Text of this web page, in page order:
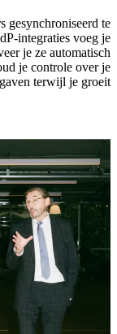
gesynchroniseerd te
integraties voeg je
je ze automatisch
je controle over je
terwijl je groeit.